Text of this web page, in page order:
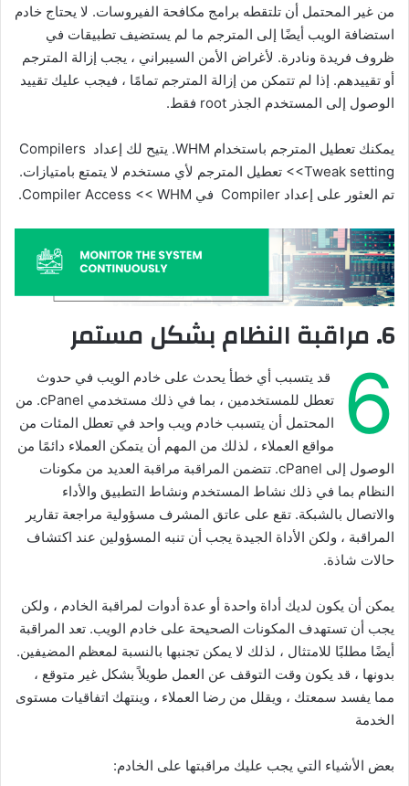
من غير المحتمل أن تلتقطه برامج مكافحة الفيروسات. لا يحتاج خادم
استضافة الويب أيضًا إلى المترجم ما لم يستضيف تطبيقات في
ظروف فريدة ونادرة. لأغراض الأمن السيبراني ، يجب إزالة المترجم
أو تقييدهم. إذا لم تتمكن من إزالة المترجم تمامًا ، فيجب عليك تقييد
الوصول إلى المستخدم الجذر root فقط.
يمكنك تعطيل المترجم باستخدام WHM. يتيح لك إعداد Compilers
<<Tweak setting
تعطيل المترجم لأي مستخدم لا يتمتع بامتيازات.
تم العثور على إعداد Compiler في
Compiler Access << WHM
.
6. مراقبة النظام بشكل مستمر
6
قد يتسبب أي خطأ يحدث على خادم الويب في حدوث
تعطل للمستخدمين ، بما في ذلك مستخدمي cPanel. من
المحتمل أن يتسبب خادم ويب واحد في تعطل المئات من
مواقع العملاء ، لذلك من المهم أن يتمكن العملاء دائمًا من
الوصول إلى cPanel. تتضمن المراقبة مراقبة العديد من مكونات
النظام بما في ذلك نشاط المستخدم ونشاط التطبيق والأداء
والاتصال بالشبكة. تقع على عاتق المشرف مسؤولية مراجعة تقارير
المراقبة ، ولكن الأداة الجيدة يجب أن تنبه المسؤولين عند اكتشاف
حالات شاذة.
يمكن أن يكون لديك أداة واحدة أو عدة أدوات لمراقبة الخادم ، ولكن
يجب أن تستهدف المكونات الصحيحة على خادم الويب. تعد المراقبة
أيضًا مطلبًا للامتثال ، لذلك لا يمكن تجنبها بالنسبة لمعظم المضيفين.
بدونها ، قد يكون وقت التوقف عن العمل طويلاً بشكل غير متوقع ،
مما يفسد سمعتك ، ويقلل من رضا العملاء ، وينتهك اتفاقيات مستوى
الخدمة
بعض الأشياء التي يجب عليك مراقبتها على الخادم: